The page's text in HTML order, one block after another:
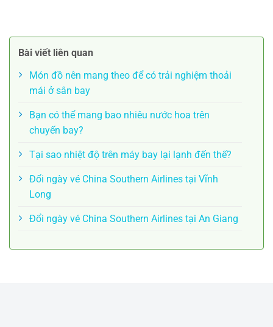
Bài viết liên quan
Món đồ nên mang theo để có trải nghiệm thoải
mái ở sân bay
Bạn có thể mang bao nhiêu nước hoa trên
chuyến bay?
Tại sao nhiệt độ trên máy bay lại lạnh đến thế?
Đổi ngày vé China Southern Airlines tại Vĩnh
Long
Đổi ngày vé China Southern Airlines tại An Giang